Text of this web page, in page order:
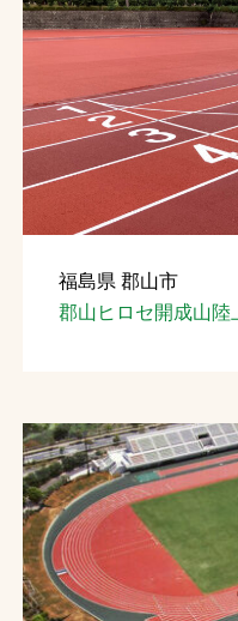
ソーシャルメディアポ
文字の見えづらさ
福島県 郡山市
郡山ヒロセ開成山陸